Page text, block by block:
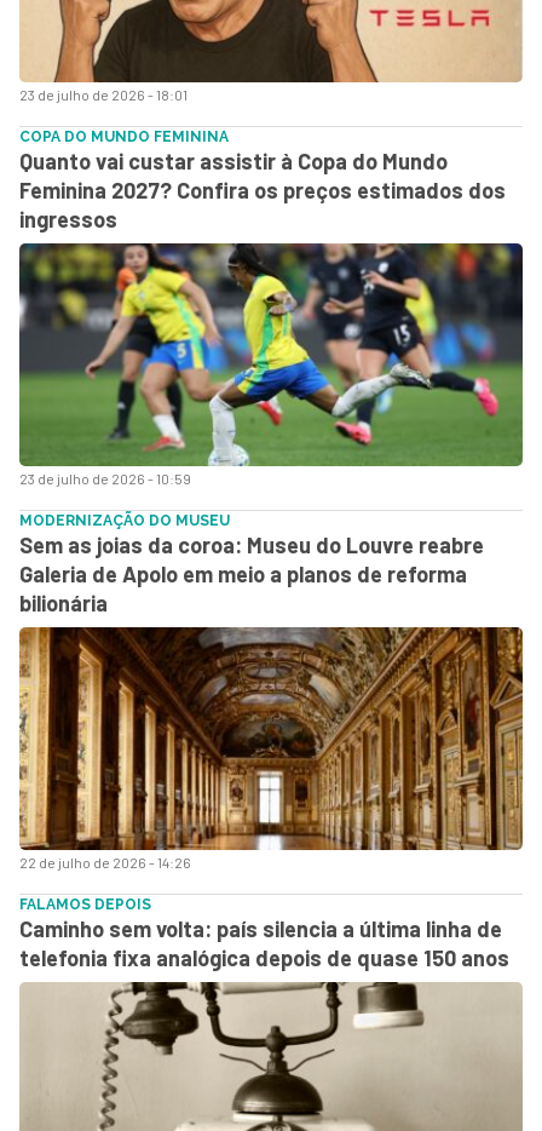
23 de julho de 2026 - 18:01
23 de julho de 2026 - 10:59
COPA DO MUNDO FEMININA
Quanto vai custar assistir à Copa do Mundo
Feminina 2027? Confira os preços estimados dos
ingressos
22 de julho de 2026 - 14:26
MODERNIZAÇÃO DO MUSEU
Sem as joias da coroa: Museu do Louvre reabre
Galeria de Apolo em meio a planos de reforma
bilionária
FALAMOS DEPOIS
Caminho sem volta: país silencia a última linha de
telefonia fixa analógica depois de quase 150 anos